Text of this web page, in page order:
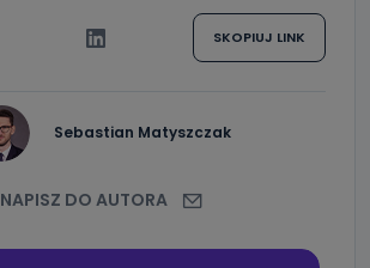
SKOPIUJ LINK
Sebastian Matyszczak
NAPISZ DO AUTORA